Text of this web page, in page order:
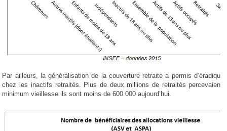
Par ailleurs, la généralisation de la couverture retraite a permis
chez les inactifs retraités. Plus de deux millions de retraités
minimum vieillesse ils sont moins de 600 000 aujourd’hui.